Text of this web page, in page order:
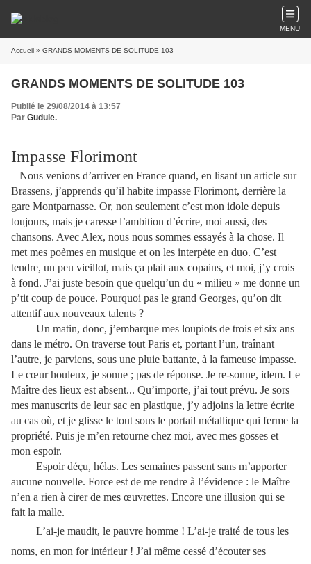
MENU
Accueil » GRANDS MOMENTS DE SOLITUDE 103
GRANDS MOMENTS DE SOLITUDE 103
Publié le 29/08/2014 à 13:57
Par Gudule.
Impasse Florimont
Nous venions d’arriver en France quand, en lisant un article sur
Brassens, j’apprends qu’il habite impasse Florimont, derrière la
gare Montparnasse. Or, non seulement c’est mon idole depuis
toujours, mais je caresse l’ambition d’écrire, moi aussi, des
chansons. Avec Alex, nous nous sommes essayés à la chose. Il
met mes poèmes en musique et on les interpète en duo. C’est
tendre, un peu vieillot, mais ça plait aux copains, et moi, j’y crois
à fond. J’ai juste besoin que quelqu’un du « milieu » me donne un
p’tit coup de pouce. Pourquoi pas le grand Georges, qu’on dit
attentif aux nouveaux talents ?
Un matin, donc, j’embarque mes loupiots de trois et six ans
dans le métro. On traverse tout Paris et, portant l’un, traînant
l’autre, je parviens, sous une pluie battante, à la fameuse impasse.
Le cœur houleux, je sonne ; pas de réponse. Je re-sonne, idem. Le
Maître des lieux est absent... Qu’importe, j’ai tout prévu. Je sors
mes manuscrits de leur sac en plastique, j’y adjoins la lettre écrite
au cas où, et je glisse le tout sous le portail métallique qui ferme la
propriété. Puis je m’en retourne chez moi, avec mes gosses et
mon espoir.
Espoir déçu, hélas. Les semaines passent sans m’apporter
aucune nouvelle. Force est de me rendre à l’évidence : le Maître
n’en a rien à cirer de mes œuvrettes. Encore une illusion qui se
fait la malle.
L’ai-je maudit, le pauvre homme ! L’ai-je traité de tous les
noms, en mon for intérieur ! J’ai même cessé d’écouter ses